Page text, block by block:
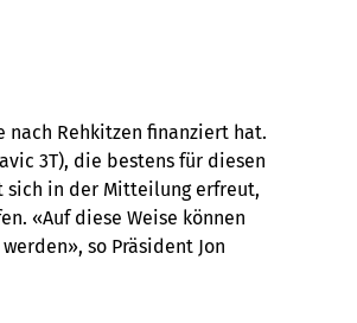
nach Rehkitzen finanziert hat.
3T), die bestens für diesen
sich in der Mitteilung erfreut,
«Auf diese Weise können
so Präsident Jon